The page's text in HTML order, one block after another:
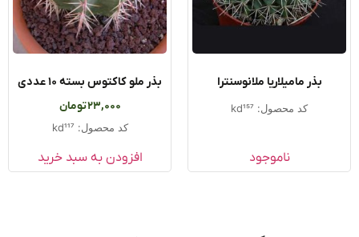
بذر مامیلاریا ملانوسنترا
کد محصول: kd157
ناموجود
بذر ملو کاکتوس بسته ۱۰ عددی
23,000تومان
کد محصول: kd117
افزودن به سبد خرید